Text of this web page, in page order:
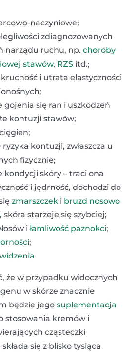
naczyniowe;
zdiagnozowanych
narządu ruchu, np. choroby
stawów, RZS itd.;
i utrata elastyczności
gojenia się ran i uszkodzeń
kontuzji stawów;
kontuzji, zwłaszcza u
fizycznie;
kondycji skóry – traci ona
i jędrność, dochodzi do
zmarszczek i bruzd nosowo
, skóra starzeje się szybciej;
i łamliwość paznokci;
;
.
że w przypadku widocznych
w skórze znacznie
będzie jego suplementacja
stosowania kremów i
cząsteczki
się z blisko tysiąca